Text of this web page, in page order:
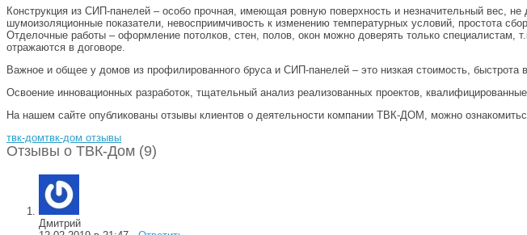
Конструкция из СИП-панелей – особо прочная, имеющая ровную поверхность и незначительный вес,
шумоизоляционные показатели, невосприимчивость к изменению температурных условий, простота
Отделочные работы – оформление потолков, стен, полов, окон можно доверять только специалистам,
отражаются в договоре.
Важное и общее у домов из профилированного бруса и СИП-панелей – это низкая стоимость, быстрота
Освоение инновационных разработок, тщательный анализ реализованных проектов,
На нашем сайте опубликованы отзывы клиентов о деятельности компании ТВК-ДОМ, можно
твк-домтвк-дом отзывы
Отзывы о ТВК-Дом (9)
Дмитрий